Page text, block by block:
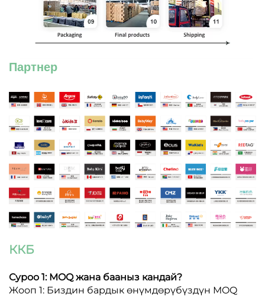
Партнер
ККБ
Суроо 1: MOQ жана бааныз кандай?
Жооп 1: Биздин бардык өнүмдөрүбүздүн MOQ